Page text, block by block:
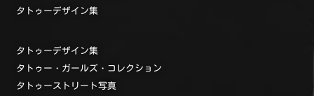
タトゥーデザイン集
タトゥーデザイン集
タトゥー・ガールズ・コレクション
タトゥーストリート写真